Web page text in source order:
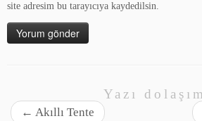
site adresim bu tarayıcıya kaydedilsin.
Yazı
← Akıllı Tente